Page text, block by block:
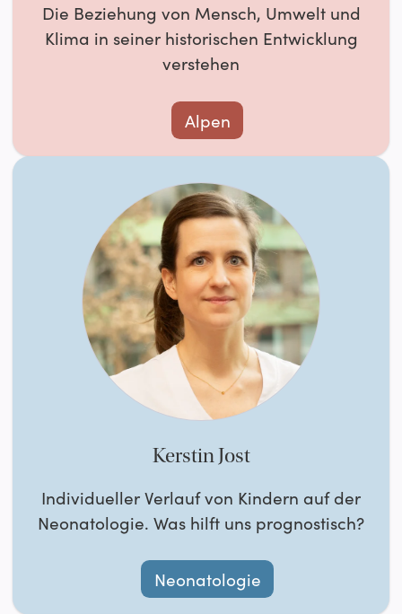
Die Beziehung von Mensch, Umwelt und
Klima in seiner historischen Entwicklung
verstehen
Alpen
Kerstin Jost
Individueller Verlauf von Kindern auf der
Neonatologie. Was hilft uns prognostisch?
Neonatologie